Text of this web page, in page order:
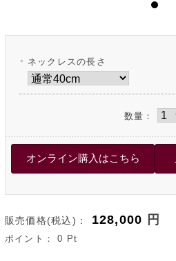
ネックレスの長さ
数量：
販売価格(税込)： 128,000 円
ポイント：0 Pt